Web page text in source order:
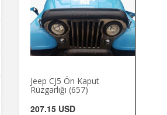
Jeep CJ5 Ön Kaput
Rüzgarlığı (657)
207.15 USD